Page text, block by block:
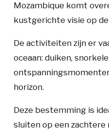
Mozambique komt
kustgerichte visie op
De activiteiten zijn er
oceaan: duiken,
horizon.
Deze bestemming is
sluiten op een zachtere